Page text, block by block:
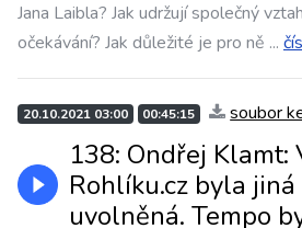
Jana Laibla? Jak udržují společný
očekávání? Jak důležité je pro ně ...
20.10.2021 03:00 00:45:15 soubor
138: Ondřej Klamt:
Rohlíku.cz byla
uvolněná. Tempo